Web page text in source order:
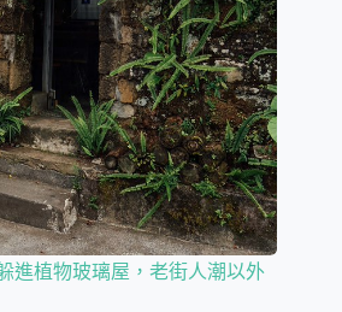
進植物玻璃屋，老街人潮以外